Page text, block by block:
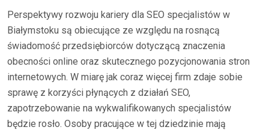
Perspektywy rozwoju kariery dla SEO specjalistów w
Białymstoku są obiecujące ze względu na rosnącą
świadomość przedsiębiorców dotyczącą znaczenia
obecności online oraz skutecznego pozycjonowania stron
internetowych. W miarę jak coraz więcej firm zdaje sobie
sprawę z korzyści płynących z działań SEO,
zapotrzebowanie na wykwalifikowanych specjalistów
będzie rosło. Osoby pracujące w tej dziedzinie mają